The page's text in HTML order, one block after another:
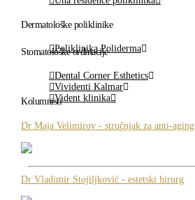
Dermatološke poliklinike
Poliklinika Poliderma
Stomatološke ordinacije
Dental Corner Esthetics
Vividenti Kalmar
Vident klinika
Kolumnisti
Dr Maja Velimirov - stručnjak za anti-aging
Dr Vladimir Stojiljković - estetski hirurg